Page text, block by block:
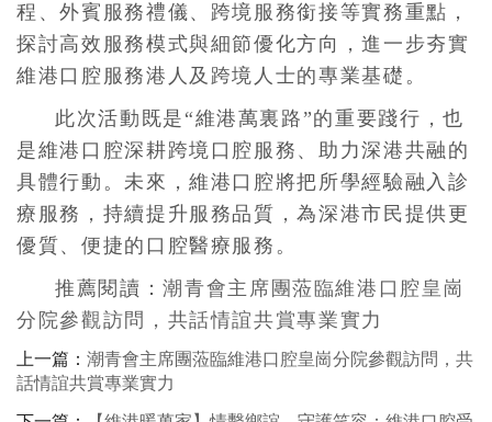
程、外賓服務禮儀、跨境服務銜接等實務重點，
探討高效服務模式與細節優化方向，進一步夯實
維港口腔服務港人及跨境人士的專業基礎。
此次活動既是“維港萬裏路”的重要踐行，也
是維港口腔深耕跨境口腔服務、助力深港共融的
具體行動。未來，維港口腔將把所學經驗融入診
療服務，持續提升服務品質，為深港市民提供更
優質、便捷的口腔醫療服務。
推薦閱讀：潮青會主席團蒞臨維港口腔皇崗
分院參觀訪問，共話情誼共賞專業實力
上一篇： 潮青會主席團蒞臨維港口腔皇崗分院參觀訪問，共
話情誼共賞專業實力